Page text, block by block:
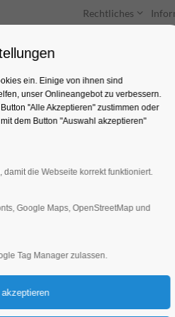
Rechtliches
Entdecken & Erleben
auf
Jugend, Mitmach-
ein. Einige von ihnen sind
unser Onlineangebot zu verbessern.
"Alle Akzeptieren" zustimmen oder
dem Button "Auswahl akzeptieren"
die Webseite korrekt funktioniert.
Google Maps, OpenStreetMap und
Tag Manager zulassen.